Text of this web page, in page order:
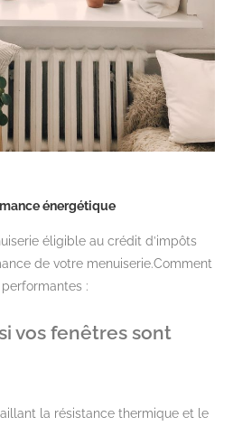
énergétique
éligible au crédit d’impôts
de votre menuiserie.Comment
:
vos fenêtres sont
la résistance thermique et le